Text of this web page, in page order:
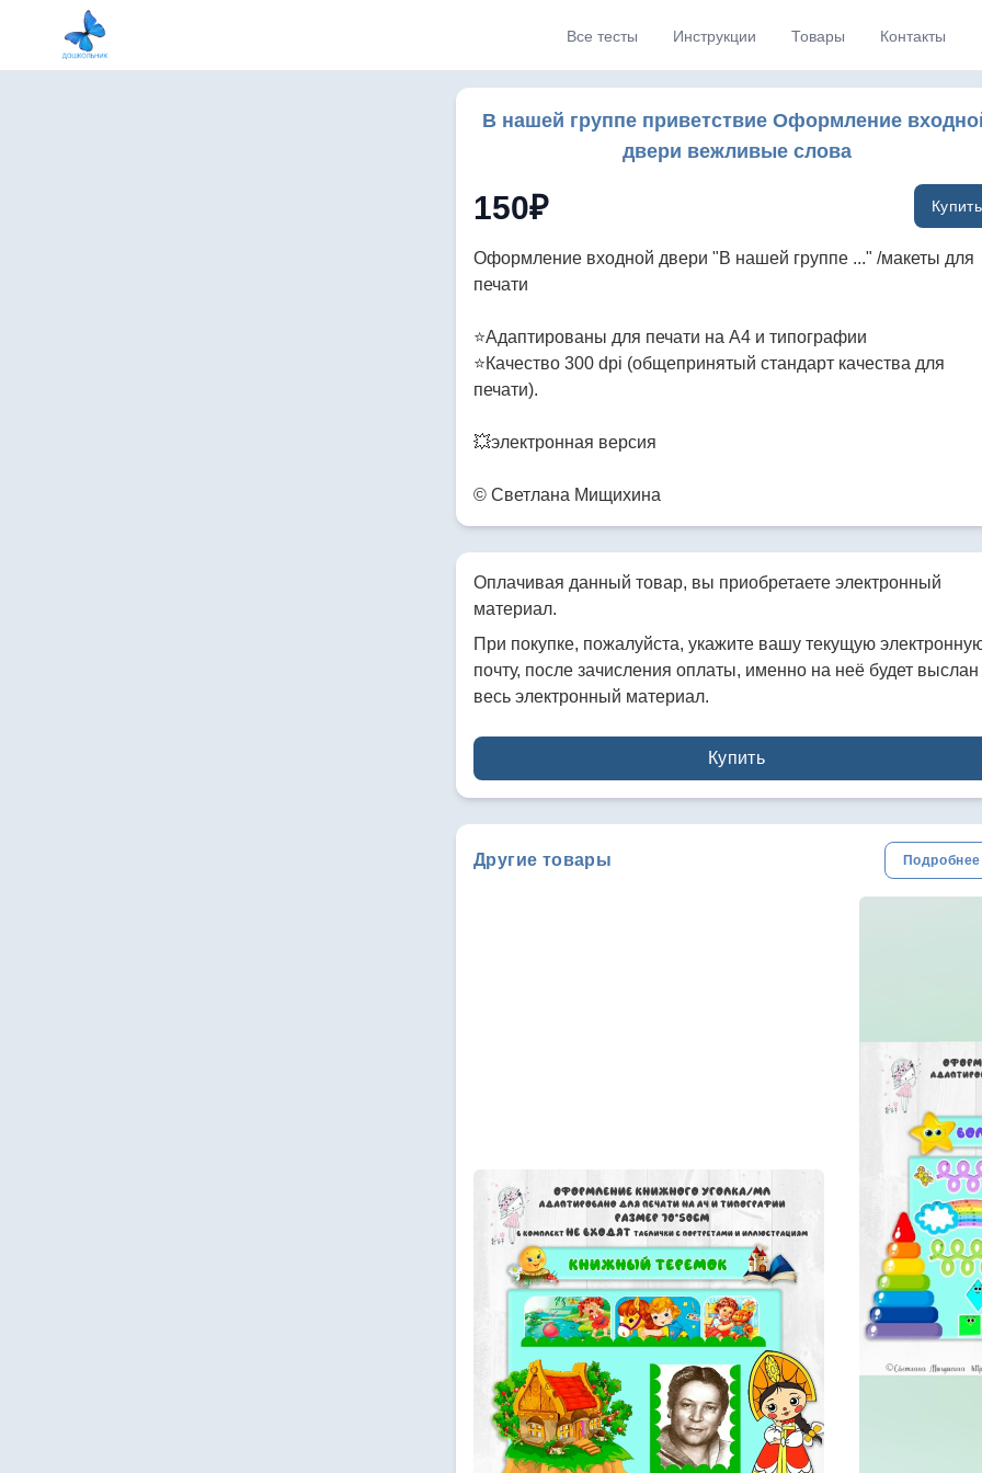
Все тесты Инструкции Товары Контакты
В нашей группе приветствие Оформление
двери вежливые слова
150₽ Купить
Оформление входной двери "В нашей группе ..." /макеты для
печати
⭐Адаптированы для печати на А4 и типографии
⭐Качество 300 dpi (общепринятый стандарт качества для
печати).
💥электронная версия
© Светлана Мищихина
Оплачивая данный товар, вы приобретаете электронный
материал.
При покупке, пожалуйста, укажите вашу текущую
почту, после зачисления оплаты, именно на неё будет выслан
весь электронный материал.
Купить
Другие товары Подробнее